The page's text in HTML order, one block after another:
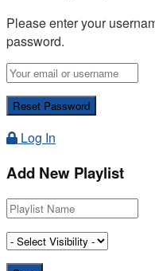
Please enter your
password.
Log In
Add New Playlist